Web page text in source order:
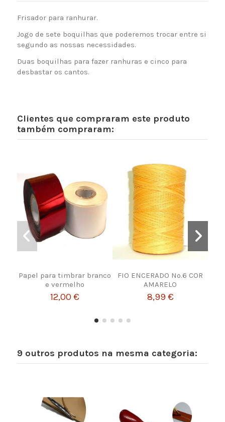
Frisador para ranhurar.
Jogo de sete boquilhas que poderemos trocar entre si
segundo as nossas necessidades.
Duas boquilhas para fazer ranhuras e cinco para
desbastar os cantos.
Clientes que compraram este produto
também compraram:
Papel para timbrar branco
e vermelho
12,00 €
FIO ENCERADO Nº.6 COR
AMARELO
8,99 €
9 outros produtos na mesma categoria: